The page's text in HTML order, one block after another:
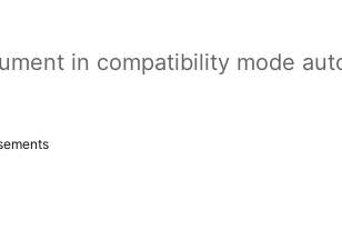
in compatibility mode